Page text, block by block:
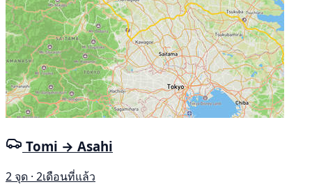
Tomi → Asahi
2 จุด · 2เดือนที่แล้ว